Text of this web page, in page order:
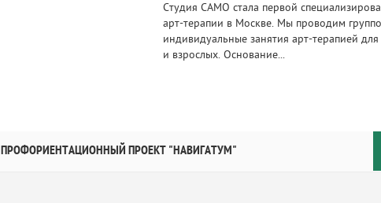
Студия САМО стала первой
арт-терапии в Москве. Мы проводим
индивидуальные занятия арт-терапией для
и взрослых. Основание...
ПРОФОРИЕНТАЦИОННЫЙ ПРОЕКТ "НАВИГАТУМ"